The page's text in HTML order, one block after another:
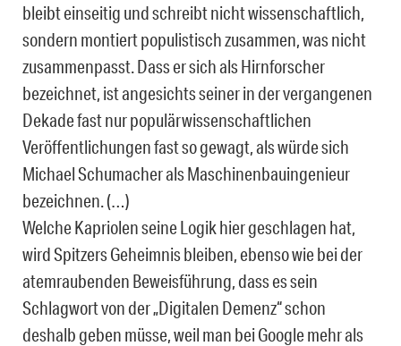
bleibt einseitig und schreibt nicht wissenschaftlich,
sondern montiert populistisch zusammen, was nicht
zusammenpasst. Dass er sich als Hirnforscher
bezeichnet, ist angesichts seiner in der vergangenen
Dekade fast nur populärwissenschaftlichen
Veröffentlichungen fast so gewagt, als würde sich
Michael Schumacher als Maschinenbauingenieur
bezeichnen. (…)
Welche Kapriolen seine Logik hier geschlagen hat,
wird Spitzers Geheimnis bleiben, ebenso wie bei der
atemraubenden Beweisführung, dass es sein
Schlagwort von der „Digitalen Demenz“ schon
deshalb geben müsse, weil man bei Google mehr als